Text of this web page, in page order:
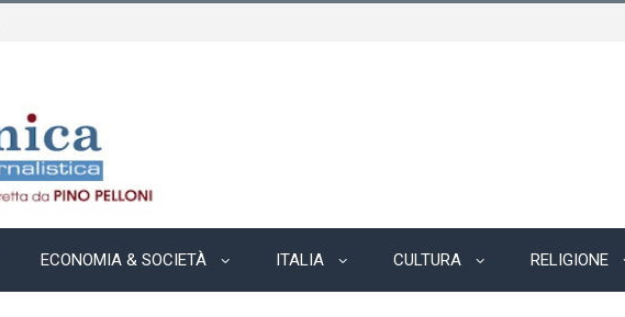
ECONOMIA & SOCIETÀ ITALIA CULTURA RELIGIONE